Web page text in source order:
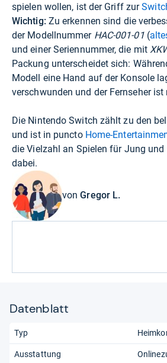
spielen wollen, ist der Griff zur
Wichtig: Zu erkennen sind die
der Modellnummer HAC-001-01(
und einer Seriennummer, die mit
Packung unterscheidet sich:
Modell eine Hand auf der Konsole
verschwunden und der Fernseher
Die Nintendo Switch zählt zu den
und ist in puncto Home-
die Vielzahl an Spielen für Jung
dabei.
vonGregor L.
Datenblatt
Typ
Ausstattung